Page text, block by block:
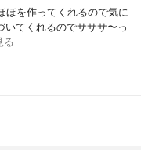
ほを作ってくれるので気に
いてくれるのでサササ〜っ
る